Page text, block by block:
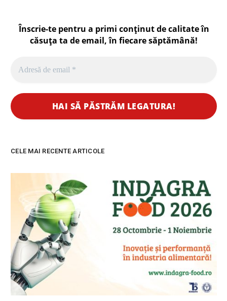
Înscrie-te pentru a primi conținut de calitate în
căsuța ta de email, în fiecaresăptămână!
CELE MAI RECENTE ARTICOLE